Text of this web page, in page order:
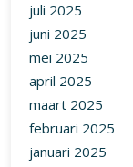
juli 2025
juni 2025
mei 2025
april 2025
maart 2025
februari 2025
januari 2025